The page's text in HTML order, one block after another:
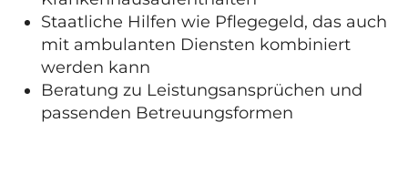
Staatliche Hilfen wie Pflegegeld, das auch
mit ambulanten Diensten kombiniert
werden kann
Beratung zu Leistungsansprüchen und
passenden Betreuungsformen